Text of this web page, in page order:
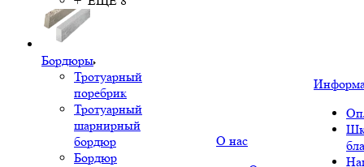
Бордюры
Тротуарный
поребрик
Тротуарный
шарнирный
бордюр
Бордюр
О нас